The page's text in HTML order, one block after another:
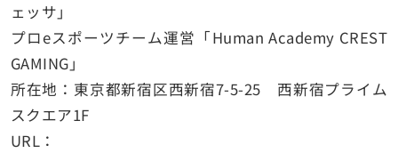
ェッサ」
プロeスポーツチーム運営「Human Academy CREST
GAMING」
所在地：東京都新宿区西新宿7-5-25 西新宿プライム
スクエア1F
URL：